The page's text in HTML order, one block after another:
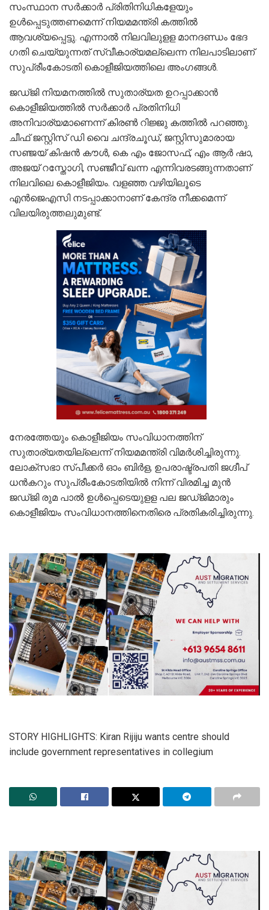
സംസ്ഥാന സർക്കാർ പ്രിതിനിധികളേയും
ഉൾപ്പെടുത്തണമെന്ന് നിയമമന്ത്രി കത്തിൽ
ആവശ്യപ്പെട്ടു. എന്നാൽ നിലവിലുളള മാന​ദണ്ഡം ഭേദ​
ഗതി ചെയ്യുന്നത് സ്വീകാര്യമല്ലെന്ന നിലപാടിലാണ്
സുപ്രീംകോടതി കൊളീജിയത്തിലെ അം​ഗങ്ങൾ.
ജഡ്ജി നിയമനത്തിൽ സുതാര്യത ഉറപ്പാക്കാൻ
കൊളീജിയത്തിൽ സർക്കാർ പ്രതിനിധി
അനിവാര്യമാണെന്ന് കിരൺ റിജ്ജു കത്തിൽ പറഞ്ഞു.
ചീഫ് ജസ്റ്റിസ് ഡി വൈ ചന്ദ്രചൂഡ്, ജസ്റ്റിസുമാരായ
സഞ്ജയ് കിഷൻ കൗൾ, കെ എം ജോസഫ്, എം ആർ ഷാ,
അജയ് റസ്തോ​ഗി, സഞ്ജീവ് ഖന്ന എന്നിവരടങ്ങുന്നതാണ്
നിലവിലെ കൊളീജിയം. വളഞ്ഞ വഴിയിലൂടെ
എൻജെഎസി നടപ്പാക്കാനാണ് കേന്ദ്ര നീക്കമെന്ന്
വിലയിരുത്തലുമുണ്ട്.
നേരത്തേയും കൊളീജിയം സംവിധാനത്തിന്
സുതാര്യതയില്ലെന്ന് നിയമമന്ത്രി വിമർശിച്ചിരുന്നു.
ലോക്സഭാ സ്പീക്കർ ഓം ബിർള, ഉപരാഷ്ട്രപതി ജ​ഗ്ദീപ്
ധൻകറും സുപ്രീംകോടതിയിൽ നിന്ന് വിരമിച്ച മുൻ
ജഡ്ജി രുമ പാൽ ഉൾപ്പെടെയുളള പല ജഡ്ജിമാരും
കൊളീജിയം സംവിധാനത്തിനെതിരെ പ്രതികരിച്ചിരുന്നു.
STORY HIGHLIGHTS: Kiran Rijiju wants centre should
include government representatives in collegium